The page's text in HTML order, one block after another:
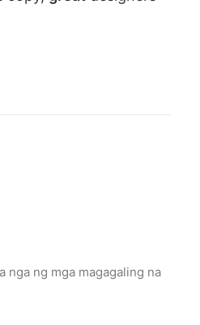
nga ng mga magagaling na